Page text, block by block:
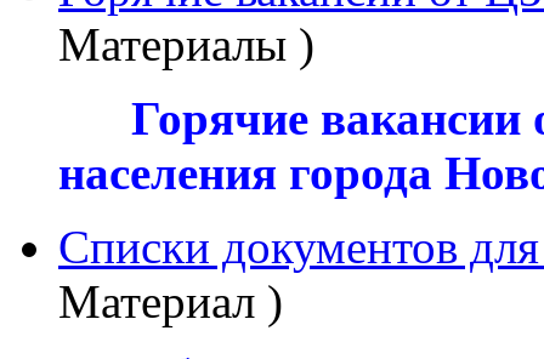
Материалы )
Горячие вакансии
населения города
Списки документов
Материал )